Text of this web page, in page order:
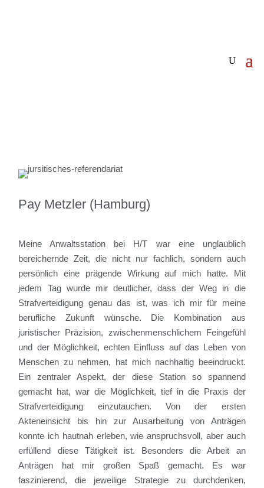
Pay Metzler (Hamburg)
Meine Anwaltsstation bei H/T war eine unglaublich
bereichernde Zeit, die nicht nur fachlich, sondern auch
persönlich eine prägende Wirkung auf mich hatte. Mit
jedem Tag wurde mir deutlicher, dass der Weg in die
Strafverteidigung genau das ist, was ich mir für meine
berufliche Zukunft wünsche. Die Kombination aus
juristischer Präzision, zwischenmenschlichem Feingefühl
und der Möglichkeit, echten Einfluss auf das Leben von
Menschen zu nehmen, hat mich nachhaltig beeindruckt.
Ein zentraler Aspekt, der diese Station so spannend
gemacht hat, war die Möglichkeit, tief in die Praxis der
Strafverteidigung einzutauchen. Von der ersten
Akteneinsicht bis hin zur Ausarbeitung von Anträgen
konnte ich hautnah erleben, wie anspruchsvoll, aber auch
erfüllend diese Tätigkeit ist. Besonders die Arbeit an
Anträgen hat mir großen Spaß gemacht. Es war
faszinierend, die jeweilige Strategie zu durchdenken,